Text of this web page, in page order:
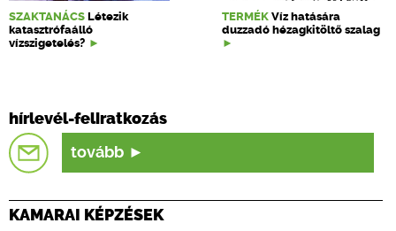
SZAKTANÁCS Létezik
katasztrófaálló
vízszigetelés?
TERMÉK Víz hatására
duzzadó hézagkitöltő szalag
hírlevél-feliratkozás
tovább
KAMARAI KÉPZÉSEK